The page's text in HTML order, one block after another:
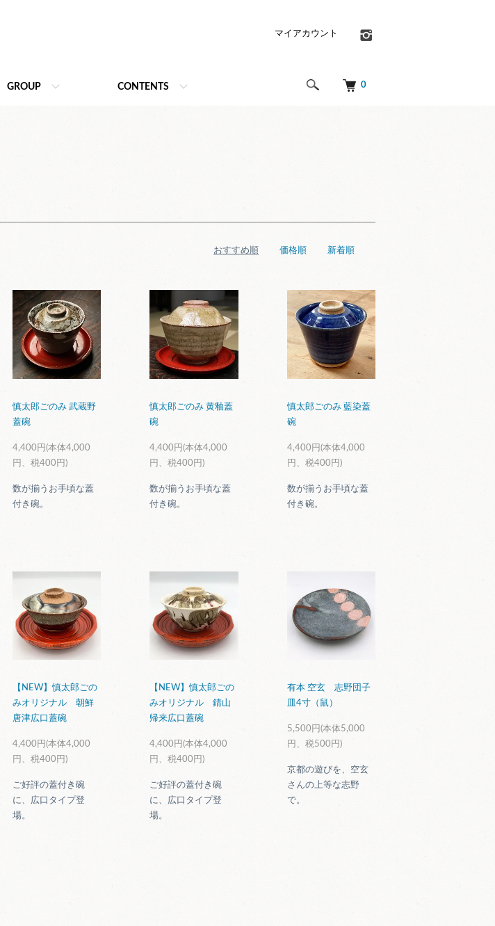
0
GROUP CONTENTS
マイアカウント
おすすめ順 価格順 新着順
慎太郎ごのみ 武蔵野
蓋碗
4,400円(本体4,000
円、税400円)
数が揃うお手頃な蓋
付き碗。
慎太郎ごのみ 黄釉蓋
碗
4,400円(本体4,000
円、税400円)
数が揃うお手頃な蓋
付き碗。
慎太郎ごのみ 藍染蓋
碗
4,400円(本体4,000
円、税400円)
数が揃うお手頃な蓋
付き碗。
【NEW】慎太郎ごの
みオリジナル 朝鮮
唐津広口蓋碗
4,400円(本体4,000
円、税400円)
ご好評の蓋付き碗
に、広口タイプ登
場。
【NEW】慎太郎ごの
みオリジナル 錆山
帰来広口蓋碗
4,400円(本体4,000
円、税400円)
ご好評の蓋付き碗
に、広口タイプ登
場。
有本 空玄 志野団子
皿4寸（鼠）
5,500円(本体5,000
円、税500円)
京都の遊びを、空玄
さんの上等な志野
で。